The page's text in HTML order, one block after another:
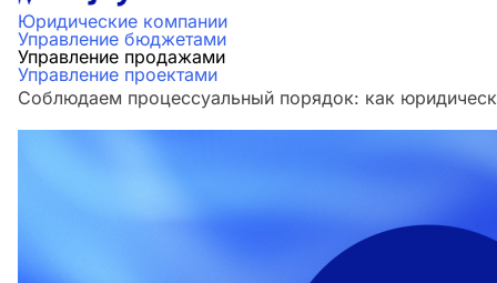
Юридические компании
Управление бюджетами
Управление продажами
Управление проектами
Соблюдаем процессуальный порядок: как